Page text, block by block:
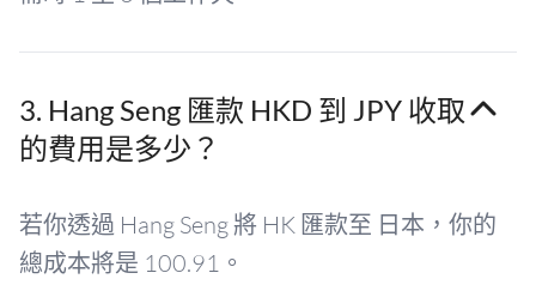
3. Hang Seng 匯款 HKD 到 JPY 收取
的費用是多少？
若你透過 Hang Seng 將 HK 匯款至 日本，你的
總成本將是 100.91。